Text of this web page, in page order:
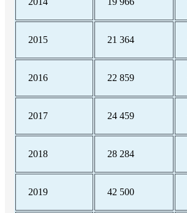
2015 21 364
2016 22 859
2017 24 459
2018 28 284
2019 42 500